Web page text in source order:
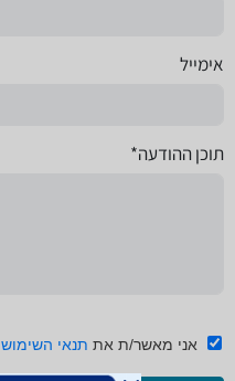
אימייל
תוכן ההודעה*
אני מאשר/ת את תנאי השימוש